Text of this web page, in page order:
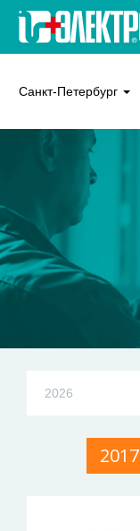
Санкт-Петербург
2017